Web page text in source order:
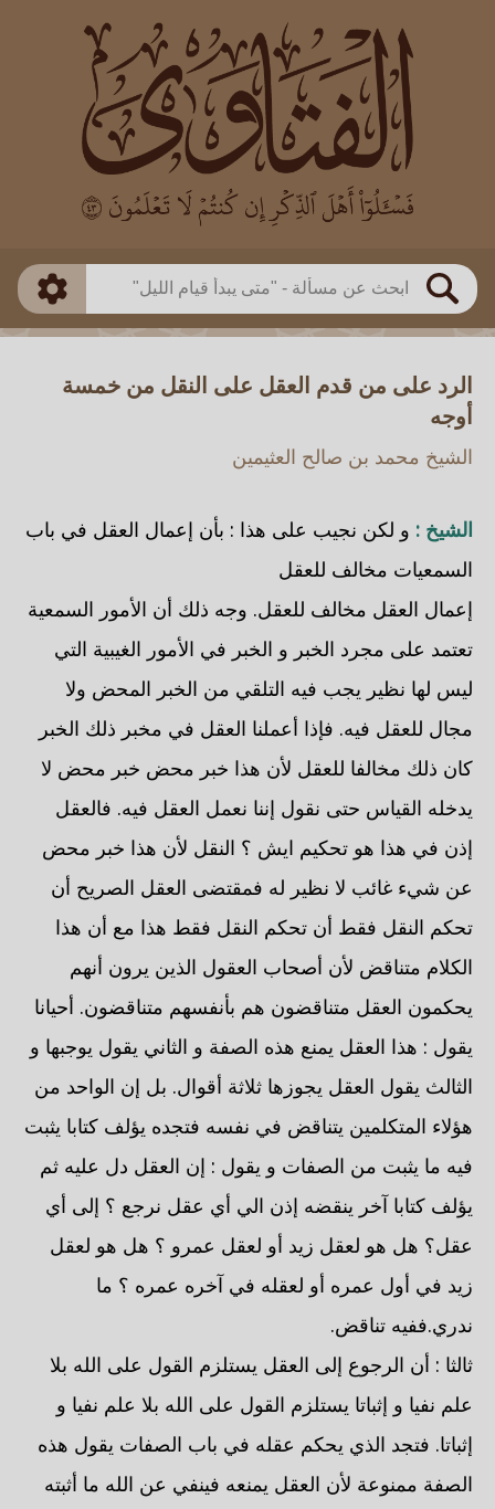
بحث
العالم
بن باز
بن العثيمين
اللجنة الدائمة
طريقة البحث
ذكي
الرد على من قدم العقل على النقل من خمسة
أوجه
الشيخ محمد بن صالح العثيمين
الشيخ : و لكن نجيب على هذا : بأن إعمال العقل في باب
السمعيات مخالف للعقل
إعمال العقل مخالف للعقل. وجه ذلك أن الأمور السمعية
تعتمد على مجرد الخبر و الخبر في الأمور الغيبية التي
ليس لها نظير يجب فيه التلقي من الخبر المحض ولا
مجال للعقل فيه. فإذا أعملنا العقل في مخبر ذلك الخبر
كان ذلك مخالفا للعقل لأن هذا خبر محض خبر محض لا
يدخله القياس حتى نقول إننا نعمل العقل فيه. فالعقل
إذن في هذا هو تحكيم ايش ؟ النقل لأن هذا خبر محض
عن شيء غائب لا نظير له فمقتضى العقل الصريح أن
تحكم النقل فقط أن تحكم النقل فقط هذا مع أن هذا
الكلام متناقض لأن أصحاب العقول الذين يرون أنهم
يحكمون العقل متناقضون هم بأنفسهم متناقضون. أحيانا
يقول : هذا العقل يمنع هذه الصفة و الثاني يقول يوجبها و
الثالث يقول العقل يجوزها ثلاثة أقوال. بل إن الواحد من
هؤلاء المتكلمين يتناقض في نفسه فتجده يؤلف كتابا يثبت
فيه ما يثبت من الصفات و يقول : إن العقل دل عليه ثم
يؤلف كتابا آخر ينقضه إذن الي أي عقل نرجع ؟ إلى أي
عقل؟ هل هو لعقل زيد أو لعقل عمرو ؟ هل هو لعقل
زيد في أول عمره أو لعقله في آخره عمره ؟ ما
ندري.ففيه تناقض.
ثالثا : أن الرجوع إلى العقل يستلزم القول على الله بلا
علم نفيا و إثباتا يستلزم القول على الله بلا علم نفيا و
إثباتا. فتجد الذي يحكم عقله في باب الصفات يقول هذه
الصفة ممنوعة لأن العقل يمنعه فينفي عن الله ما أثبته